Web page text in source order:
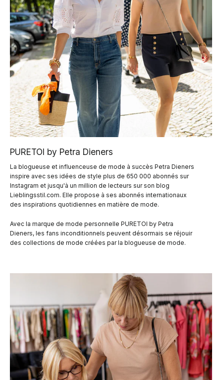
PURETOI by Petra Dieners
La blogueuse et influenceuse de mode à succès Petra Dieners
inspire avec ses idées de style plus de 650 000 abonnés sur
Instagram et jusqu'à un million de lecteurs sur son blog
Lieblingsstil.com. Elle propose à ses abonnés internationaux
des inspirations quotidiennes en matière de mode.
Avec la marque de mode personnelle PURETOI by Petra
Dieners, les fans inconditionnels peuvent désormais se réjouir
des collections de mode créées par la blogueuse de mode.